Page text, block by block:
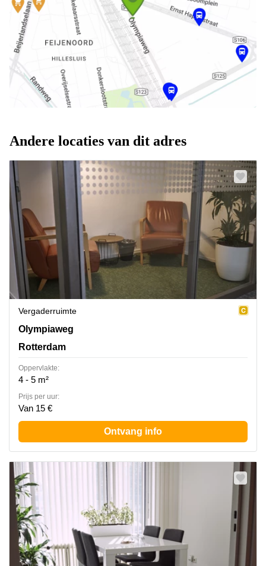
Andere locaties van dit adres
Vergaderruimte
Olympiaweg 4, Rotterdam
Olympiaweg
Rotterdam
Oppervlakte:
4 - 5 m²
Prijs per uur:
Van 15 €
Ontvang info